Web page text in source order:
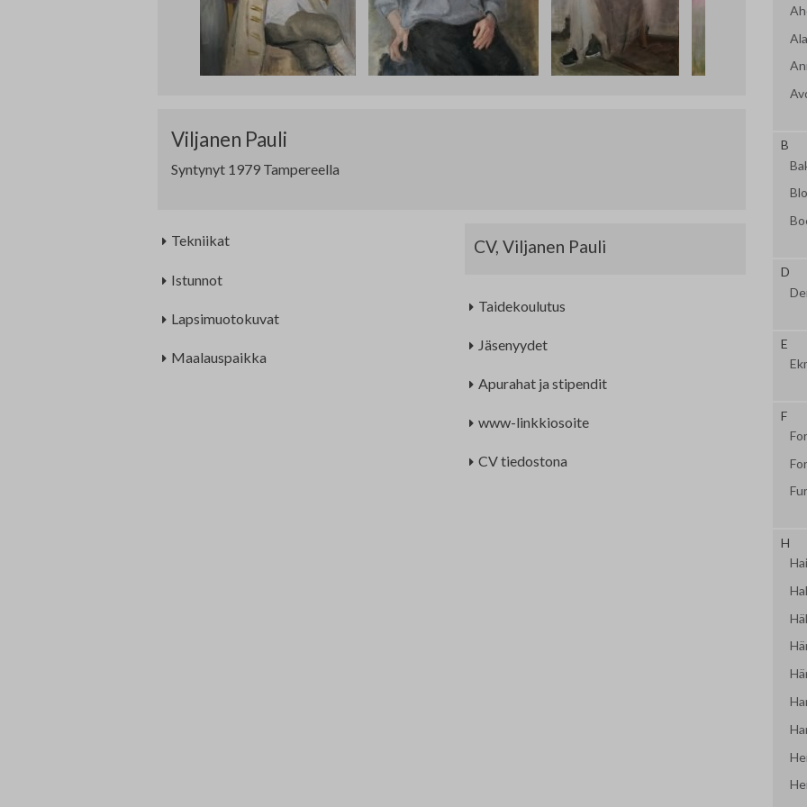
Projektit
Historia
Allergiatalon näyttelyt 2015-2021
Viljanen Pauli
Syntynyt 1979 Tampereella
Tekniikat
Istunnot
Lapsimuotokuvat
Maalauspaikka
CV, Viljanen Pauli
Taidekoulutus
Jäsenyydet
Apurahat ja stipendit
www-linkkiosoite
CV tiedostona
B
D
E
F
H